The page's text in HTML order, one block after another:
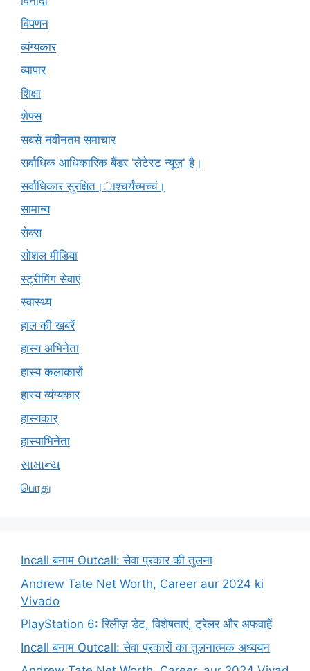
विपणन
व्यंग्यकार
व्यापार
शिक्षा
शेफ्स
सबसे नवीनतम समाचार
सर्वाधिक आधिकारिक बैंडर 'लेटेस्ट न्यूज़' है।
सर्वाधिकार सुरक्षित।ाश्चर्यंच्मच्चं।
सामान्य
सेक्स
सोशल मीडिया
स्ट्रीमिंग सेवाएं
स्वास्थ्य
हाल की खबरें
हास्य अभिनेता
हास्य कलाकारों
हास्य व्यंग्यकार
हास्यकार्
हास्याभिनेता
સામાન્ય
பொது
Incall बनाम Outcall: सेवा प्रकार की तुलना
Andrew Tate Net Worth, Career aur 2024 ki
Vivado
PlayStation 6: रिलीज़ डेट, विशेषताएं, ट्रेलर और अफवाहें
Incall बनाम Outcall: सेवा प्रकारों का तुलनात्मक अध्ययन